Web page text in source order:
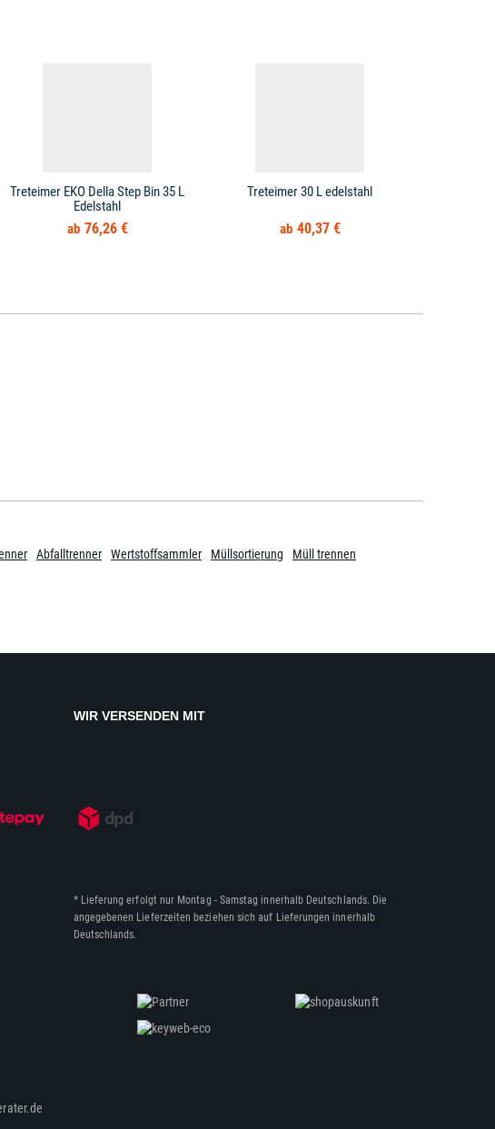
Treteimer EKO Della Step Bin 35 L
Edelstahl
76,26 €
Treteimer 30 L edelstahl
40,37 €
Abfalltrenner Wertstoffsammler Müllsortierung
Müll trennen
WIR VERSENDEN MIT
* Lieferung erfolgt nur Montag - Samstag innerhalb Deutschlands. Die
angegebenen Lieferzeiten beziehen sich auf Lieferungen innerhalb
Deutschlands.